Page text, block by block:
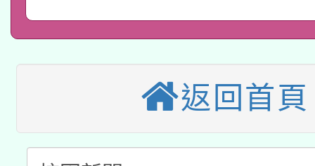
用水績優單位及節水達
動」
桃園市孔廟祈福系列
開 智慧啟航」
2026年桃園地景藝術
招甄選結果公告(無人
招)
適應運動共學行動站研
科技賦能─人工智慧
返回首頁